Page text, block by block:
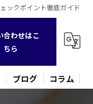
ックポイント徹底ガイド
合わせはこ
ちら
ブログ コラム